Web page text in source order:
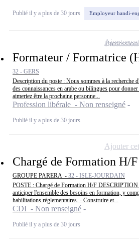
Publié il y a plus de 30 jours Employeur handi-
Formateur / Formatrice
32 - GERS
Description du poste : Nous sommes à la recherche
des connaissances en arabe ou bilingues pour
aimeriez être la prochaine personne...
Profession libérale - Non renseigné
Publié il y a plus de 30 jours
Ajouter
Chargé de Formation H/F
GROUPE PARERA - 32 - ISLE-JOURDAIN
POSTE : Chargé de Formation H/F DESCRIPTION
anticiper l'ensemble des besoins en formation, y
habilitations réglementaires. - Construire et...
CDI - Non renseigné
Publié il y a plus de 30 jours
Ajouter